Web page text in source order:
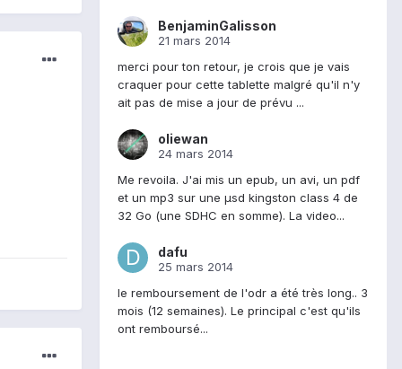
BenjaminGalisson
21 mars 2014
merci pour ton retour, je crois que je vais
craquer pour cette tablette malgré qu'il n'y
ait pas de mise a jour de prévu ...
oliewan
24 mars 2014
Me revoila. J'ai mis un epub, un avi, un pdf
et un mp3 sur une µsd kingston class 4 de
32 Go (une SDHC en somme). La video...
dafu
25 mars 2014
le remboursement de l'odr a été très long.. 3
mois (12 semaines). Le principal c'est qu'ils
ont remboursé...